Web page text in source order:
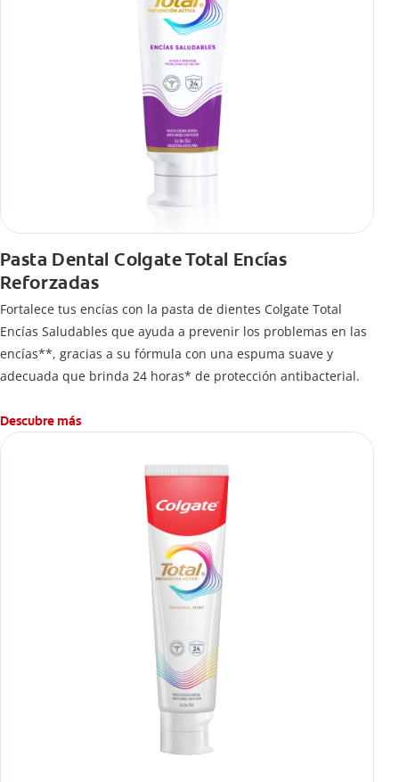
Pasta Dental Colgate Total Encías
Reforzadas
Fortalece tus encías con la pasta de dientes Colgate Total
Encías Saludables que ayuda a prevenir los problemas en las
encías**, gracias a su fórmula con una espuma suave y
adecuada que brinda 24 horas* de protección antibacterial.
Descubre más